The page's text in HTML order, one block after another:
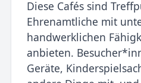
Diese Cafés sind
Ehrenamtliche mit
handwerklichen
anbieten.
Geräte,